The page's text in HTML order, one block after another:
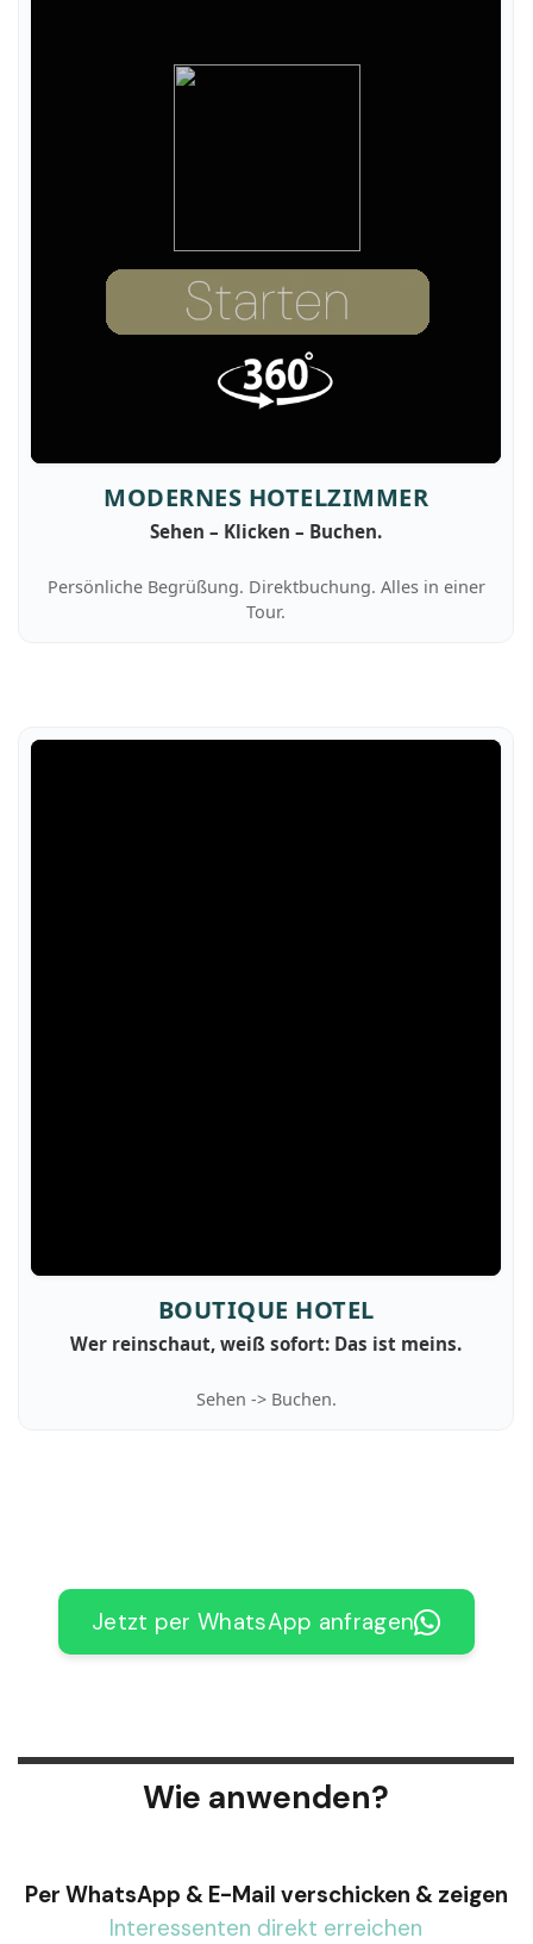
MODERNES HOTELZIMMER
Sehen – Klicken – Buchen.
Persönliche Begrüßung. Direktbuchung. Alles in einer
Tour.
BOUTIQUE HOTEL
Wer reinschaut, weiß sofort: Das ist meins.
Sehen -> Buchen.
Jetzt per WhatsApp anfragen
Wie anwenden?
Per WhatsApp & E-Mail verschicken & zeigen
Interessenten direkt erreichen